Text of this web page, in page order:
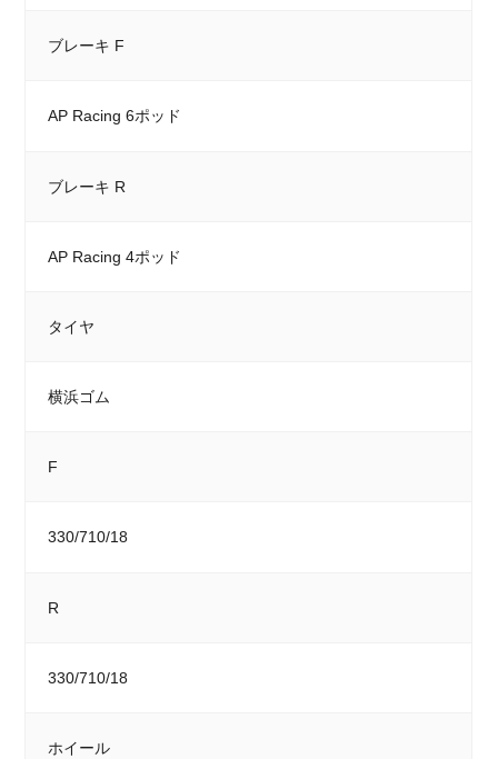
ブレーキ F
AP Racing 6ポッド
ブレーキ R
AP Racing 4ポッド
タイヤ
横浜ゴム
F
330/710/18
R
330/710/18
ホイール